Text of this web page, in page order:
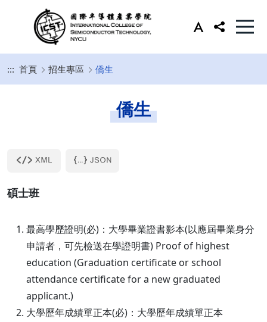
::: 首頁 招生專區 僑生
僑生
碩士班
最高學歷證明(必)：大學畢業證書影本(以應屆畢業身分
申請者，可先檢送在學證明書) Proof of highest
education (Graduation certificate or school
attendance certificate for a new graduated
applicant.)
大學歷年成績單正本(必)：大學歷年成績單正本